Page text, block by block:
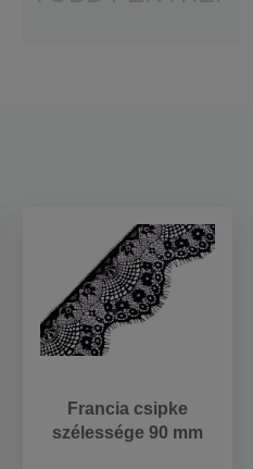
Francia csipke
szélessége 90 mm